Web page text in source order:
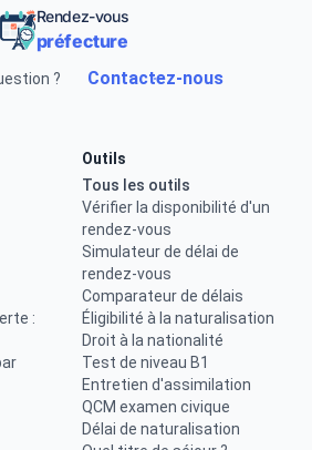
Rendez-vous
préfecture
? Contactez-nous
:
Outils
Tous les outils
Vérifier la disponibilité d'un
rendez-vous
Simulateur de délai de
rendez-vous
Comparateur de délais
Éligibilité à la naturalisation
Droit à la nationalité
Test de niveau B1
Entretien d'assimilation
QCM examen civique
Délai de naturalisation